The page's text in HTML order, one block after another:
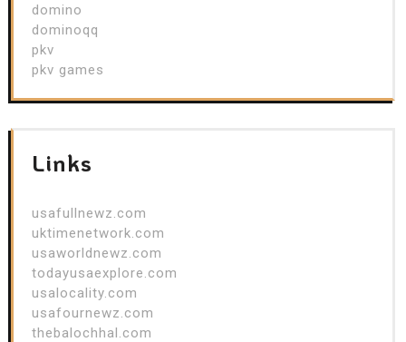
domino
dominoqq
pkv
pkv games
Links
usafullnewz.com
uktimenetwork.com
usaworldnewz.com
todayusaexplore.com
usalocality.com
usafournewz.com
thebalochhal.com